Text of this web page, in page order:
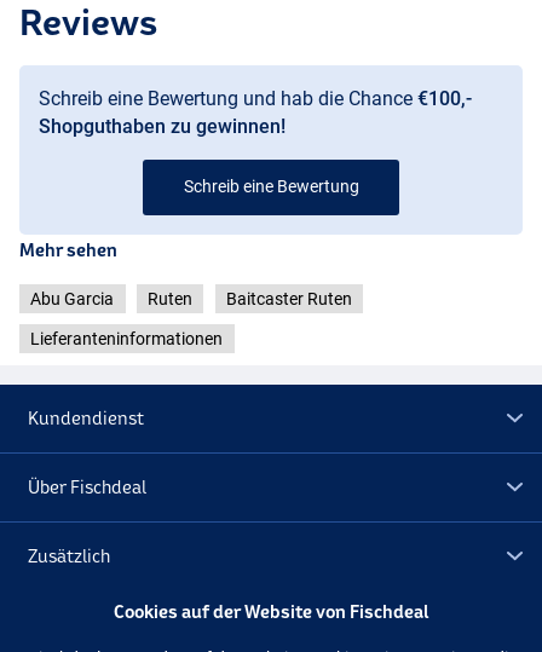
Reviews
Schreib eine Bewertung und hab die Chance €100,-
Shopguthaben zu gewinnen!
Schreib eine Bewertung
Mehr sehen
Abu Garcia Ruten Baitcaster Ruten
Lieferanteninformationen
Kundendienst
Über Fischdeal
Zusätzlich
Lagerräumung
Cookies auf der Website von Fischdeal